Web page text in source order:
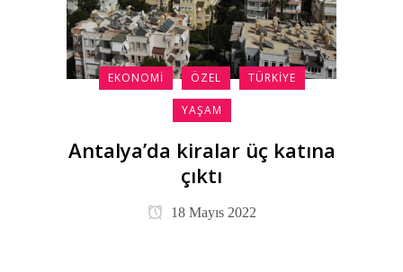
EKONOMI ÖZEL TÜRKIYE
YAŞAM
Antalya’da kiralar üç katına
çıktı
18 Mayıs 2022